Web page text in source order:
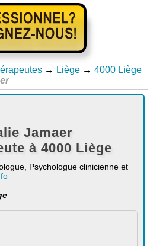
→ Liège → 4000 Liège
Jamaer
à 4000 Liège
Psychologue clinicienne et